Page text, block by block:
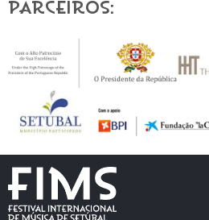
Parceiros: